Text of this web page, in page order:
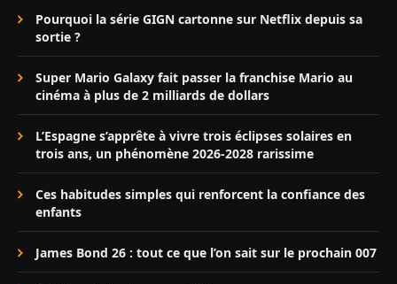
Pourquoi la série GIGN cartonne sur Netflix depuis sa
sortie ?
Super Mario Galaxy fait passer la franchise Mario au
cinéma à plus de 2 milliards de dollars
L’Espagne s’apprête à vivre trois éclipses solaires en
trois ans, un phénomène 2026-2028 rarissime
Ces habitudes simples qui renforcent la confiance des
enfants
James Bond 26 : tout ce que l’on sait sur le prochain 007